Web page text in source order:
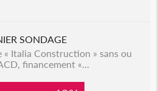
SONDAGE
Italia Construction » sans ou
financement «...